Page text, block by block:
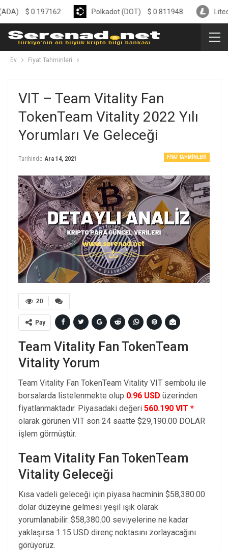
Ev Fiyat Tahminleri
VIT – Team Vitality Fan
TokenTeam Vitality 2022 Yılı
Yorumları Ve Geleceği
FIYAT TAHMINLERI
Tarihinde Ara 14, 2021
20
Pay
Team Vitality Fan TokenTeam
Vitality Yorum
Team Vitality Fan TokenTeam Vitality VIT sembolu ile
borsalarda listelenmekte olup 0.96 USD üzerinden
fiyatlanmaktadır. Piyasadaki değeri 560.190 VIT *
olarak görünen VIT son 24 saatte $29,190.00 DOLAR
işlem görmüştür.
Team Vitality Fan TokenTeam
Vitality Geleceği
Kısa vadeli geleceği için piyasa hacminin $58,380.00
dolar düzeyine gelmesi yeşil ışık olarak
yorumlanabilir. $58,380.00 seviyelerine ne kadar
yaklaşırsa 1.15 USD direnç noktasını zorlayacağını
görüyoruz.
0.197162 Polkadot (DOT) $0.811948 Litecoin (LTC)